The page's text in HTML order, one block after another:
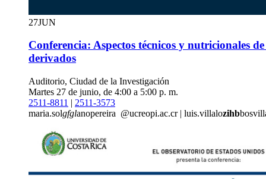
27JUN
Conferencia: Aspectos técnicos y nutricionales
derivados
Auditorio, Ciudad de la Investigación
Martes 27 de junio, de 4:00 a 5:00 p. m.
2511-8811 | 2511-3573
maria.solgfglanopereira @ucreopi.ac.cr| luis.villalozihb